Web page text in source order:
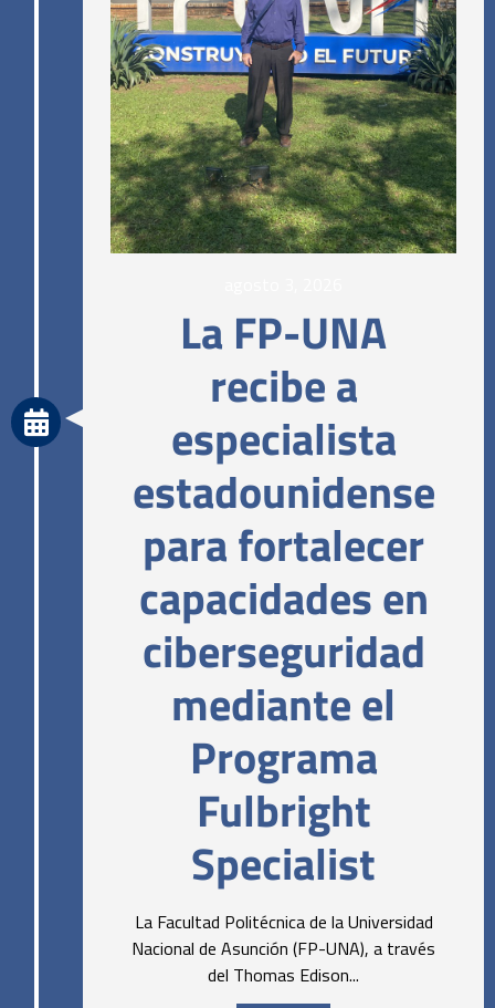
La FP-UNA
recibe a
especialista
estadounidense
para fortalecer
capacidades en
ciberseguridad
mediante el
Programa
Fulbright
Specialist
La Facultad Politécnica de la Universidad
Nacional de Asunción (FP-UNA), a través
del Thomas Edison...